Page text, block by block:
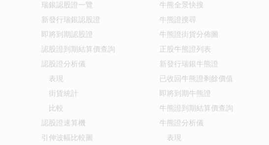
瑞銀認股證一覽
新發行瑞銀認股證
即將到期認股證
認股證到期結算價查詢
認股證分析儀
表現
街貨統計
比較
認股證速算機
引伸波幅比較圖
牛熊全景快搜
牛熊證搜尋
牛熊證街貨分佈圖
正股牛熊證列表
新發行瑞銀牛熊證
已收回牛熊證剩餘價值
即將到期牛熊證
牛熊證到期結算價查詢
牛熊證分析儀
表現